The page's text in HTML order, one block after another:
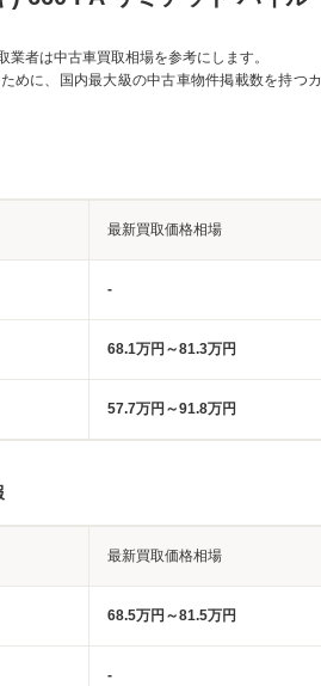
者は中古車買取相場を参考にします。
めに、国内最大級の中古車物件掲載数を持
最新買取価格相場
-
68.1万円～81.3万円
57.7万円～91.8万円
最新買取価格相場
68.5万円～81.5万円
-